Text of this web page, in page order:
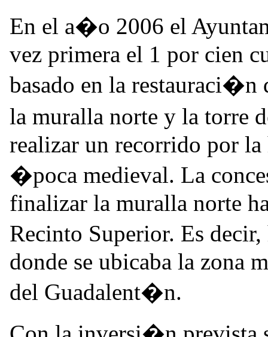
En el a�o 2006 el
vez primera el 1 por cien
basado en la
la muralla norte y la torre
realizar un recorrido por
�poca medieval. La
finalizar la muralla norte
Recinto Superior. Es
donde se ubicaba la zona
del Guadalent�n.